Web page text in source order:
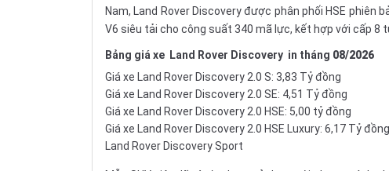
Nam, Land Rover Discovery được phân phối HSE phiên
V6 siêu tải cho công suất 340 mã lực, kết hợp với cấp 8
Bảng giá xe Land Rover Discovery in tháng 08/2026
Giá xe Land Rover Discovery 2.0 S: 3,83 Tỷ đồng
Giá xe Land Rover Discovery 2.0 SE: 4,51 Tỷ đồng
Giá xe Land Rover Discovery 2.0 HSE: 5,00 tỷ đồng
Giá xe Land Rover Discovery 2.0 HSE Luxury: 6,17 Tỷ đồng
Land Rover Discovery Sport